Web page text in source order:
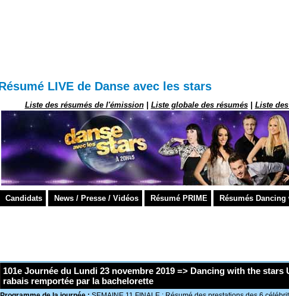
LIVE de Danse avec les stars
Liste des résumés de l'émission| Liste globale des résumés| Liste
Candidats News / Presse / Vidéos Résumé PRIME Résumés
101e Journée du Lundi 23 novembre 2019 => Dancing with the stars
rabais remportée par la bachelorette